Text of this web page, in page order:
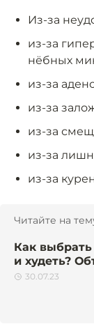
Из-за
из-за
нёбных
из-за
из-за
из-за
из-за
из-за
Читайте на
Как
и худеть?
30.07.23